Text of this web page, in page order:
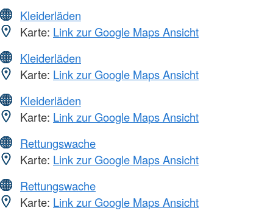
Kleiderläden
Karte: Link zur Google Maps Ansicht
Kleiderläden
Karte: Link zur Google Maps Ansicht
Kleiderläden
Karte: Link zur Google Maps Ansicht
Rettungswache
Karte: Link zur Google Maps Ansicht
Rettungswache
Karte: Link zur Google Maps Ansicht